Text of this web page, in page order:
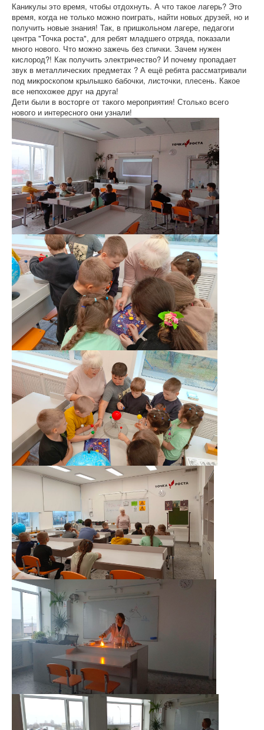
Каникулы это время, чтобы отдохнуть. А что такое лагерь? Это
время, когда не только можно поиграть, найти новых друзей, но и
получить новые знания! Так, в пришкольном лагере, педагоги
центра "Точка роста", для ребят младшего отряда, показали
много нового. Что можно зажечь без спички. Зачем нужен
кислород?! Как получить электричество? И почему пропадает
звук в металлических предметах ? А ещё ребята рассматривали
под микроскопом крылышко бабочки, листочки, плесень. Какое
все непохожее друг на друга!
Дети были в восторге от такого мероприятия! Столько всего
нового и интересного они узнали!